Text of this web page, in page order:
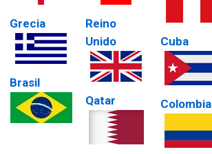
Grecia
Brasil
Reino
Unido
Qatar
Cuba
Colombia